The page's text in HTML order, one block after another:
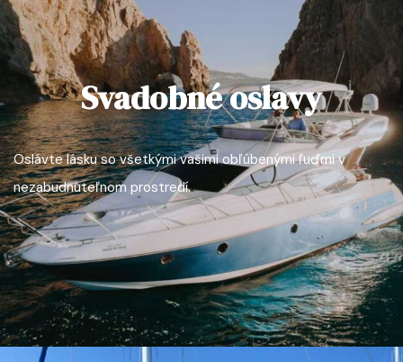
Svadobné oslavy
Oslávte lásku so všetkými vašimi obľúbenými ľuďmi v
nezabudnuteľnom prostredí.